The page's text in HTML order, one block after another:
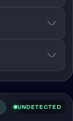
UNDETECTED